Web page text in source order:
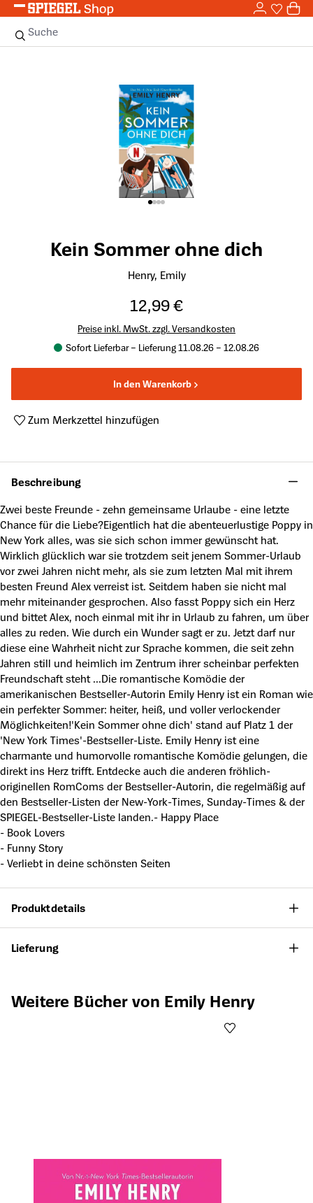
Zum Hauptinhalt springen 0
Suche
Kein Sommer ohne dich
Henry, Emily
12,99 €
Preise inkl. MwSt. zzgl. Versandkosten
Sofort Lieferbar – Lieferung 11.08.26 – 12.08.26
In den Warenkorb
Zum Merkzettel hinzufügen
Beschreibung
Zwei beste Freunde - zehn gemeinsame Urlaube - eine letzte
Chance für die Liebe?Eigentlich hat die abenteuerlustige Poppy in
New York alles, was sie sich schon immer gewünscht hat.
Wirklich glücklich war sie trotzdem seit jenem Sommer-Urlaub
vor zwei Jahren nicht mehr, als sie zum letzten Mal mit ihrem
besten Freund Alex verreist ist. Seitdem haben sie nicht mal
mehr miteinander gesprochen. Also fasst Poppy sich ein Herz
und bittet Alex, noch einmal mit ihr in Urlaub zu fahren, um über
alles zu reden. Wie durch ein Wunder sagt er zu. Jetzt darf nur
diese eine Wahrheit nicht zur Sprache kommen, die seit zehn
Jahren still und heimlich im Zentrum ihrer scheinbar perfekten
Freundschaft steht ...Die romantische Komödie der
amerikanischen Bestseller-Autorin Emily Henry ist ein Roman wie
ein perfekter Sommer: heiter, heiß, und voller verlockender
Möglichkeiten!'Kein Sommer ohne dich' stand auf Platz 1 der
'New York Times'-Bestseller-Liste. Emily Henry ist eine
charmante und humorvolle romantische Komödie gelungen, die
direkt ins Herz trifft. Entdecke auch die anderen fröhlich-
originellen RomComs der Bestseller-Autorin, die regelmäßig auf
den Bestseller-Listen der New-York-Times, Sunday-Times & der
SPIEGEL-Bestseller-Liste landen.- Happy Place
- Book Lovers
- Funny Story
- Verliebt in deine schönsten Seiten
Produktdetails
Lieferung
Produktgalerie überspringen
Weitere Bücher von Emily Henry